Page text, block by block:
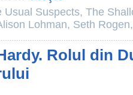
Usual Suspects, The
Lohman, Seth Rogen
Rolul din